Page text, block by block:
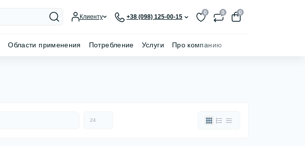
Клиенту +38 (098) 125-00-15
0 0 0
Области применения Потребление Услуги Про компанию